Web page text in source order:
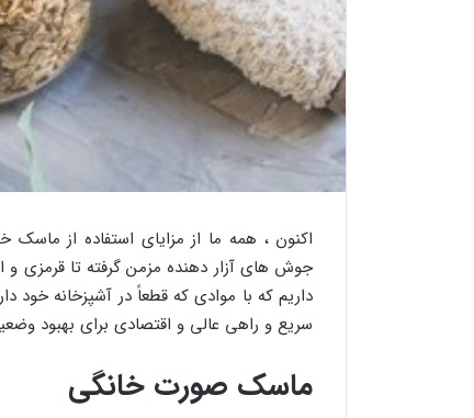
اکنون ، همه ما از مزایای استفاده از
جوش های آزار دهنده مزمن گرفته تا
داریم که با موادی که قطعاً در آشپزخانه
سریع و راهی عالی و اقتصادی برای بهبود
ماسک صورت خانگی